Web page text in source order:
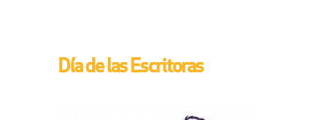
Día de las Escritoras